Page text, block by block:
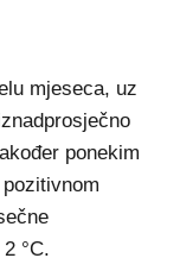
mjeseca, uz
ponekim
°C.